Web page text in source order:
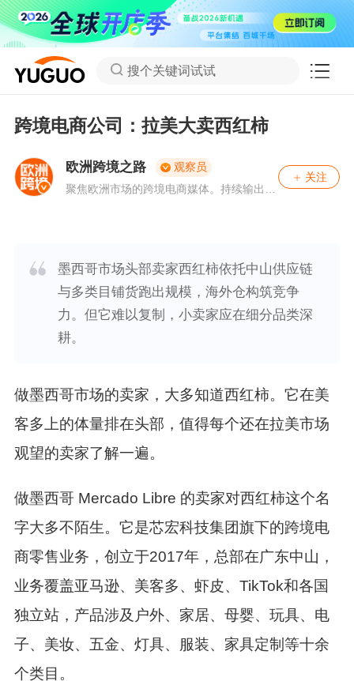
搜个关键词试试
跨境电商公司：拉美大卖西红柿
欧洲跨境之路
观察员
聚焦欧洲市场的跨境电商媒体。持续输出欧
关注
墨西哥市场头部卖家西红柿依托中山供应链
与多类目铺货跑出规模，海外仓构筑竞争
力。但它难以复制，小卖家应在细分品类深
耕。
做墨西哥市场的卖家，大多知道西红柿。它在美
客多上的体量排在头部，值得每个还在拉美市场
观望的卖家了解一遍。
做墨西哥 Mercado Libre 的卖家对西红柿这个名
字大多不陌生。它是芯宏科技集团旗下的跨境电
商零售业务，创立于2017年，总部在广东中山，
业务覆盖亚马逊、美客多、虾皮、TikTok和各国
独立站，产品涉及户外、家居、母婴、玩具、电
子、美妆、五金、灯具、服装、家具定制等十余
个类目。